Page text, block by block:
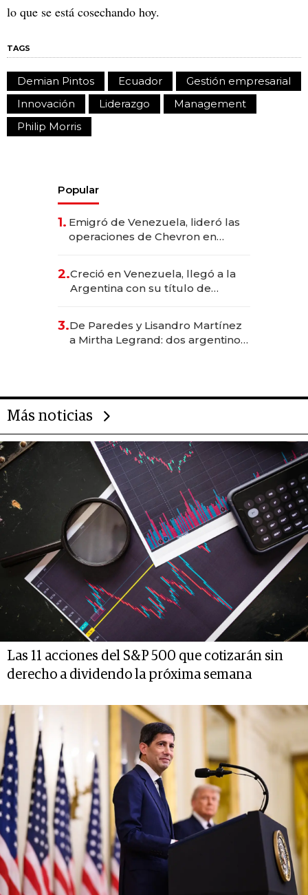
lo que se está cosechando hoy.
TAGS
Demian Pintos Ecuador
Gestión empresarial
Innovación
Liderazgo
Management
Philip Morris
Popular
1. Emigró de Venezuela, lideró las
operaciones de Chevron en
2.Creció en Venezuela, llegó a la
Argentina con su título de
las marcas "fast premium"
3.De Paredes y Lisandro Martínez
a Mirtha Legrand: dos argentinos
Más noticias
Las 11 acciones del S&P 500 que cotizarán sin
derecho a dividendo la próxima semana